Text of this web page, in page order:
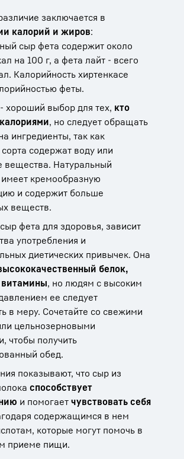
заключается в
калорий и жиров:
сыр фета содержит около
на 100 г, а фета лайт - всего
Калорийность хиртенкасе
феты.
хороший выбор для тех, кто
, но следует обращать
ингредиенты, так как
содержат воду или
вещества. Натуральный
кремообразную
и содержит больше
веществ.
фета для здоровья, зависит
употребления и
диетических привычек. Она
белок,
, но людям с высоким
ее следует
в меру. Сочетайте со свежими
цельнозерновыми
чтобы получить
обед.
показывают, что сыр из
способствует
и помогает чувствовать себя
содержащимся в нем
которые могут помочь в
приеме пищи.